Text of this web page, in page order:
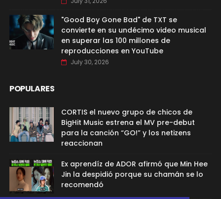
"Good Boy Gone Bad" de TXT se
convierte en su undécimo video musical
en superar las 100 millones de
reproducciones en YouTube
July 30, 2026
POPULARES
CORTIS el nuevo grupo de chicos de
BigHit Music estrena el MV pre-debut
para la canción “GO!” y los netizens
reaccionan
Ex aprendíz de ADOR afirmó que Min Hee
Jin la despidió porque su chamán se lo
recomendó